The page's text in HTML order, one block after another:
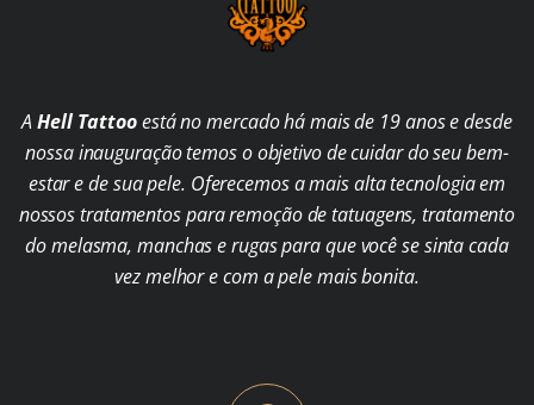
AHell Tattooestá no mercado há mais de 19 anos e desde
nossa inauguração temos o objetivo de cuidar do seu bem-
estar e de sua pele. Oferecemos a mais alta tecnologia em
nossos tratamentos para remoção de tatuagens, tratamento
do melasma, manchas e rugas para que você se sinta cada
vez melhor e com a pele mais bonita.